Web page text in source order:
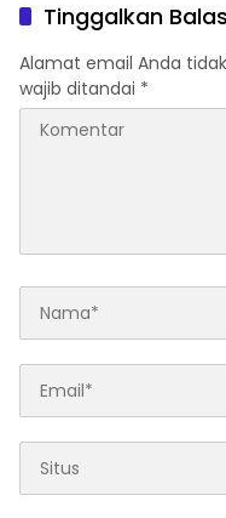
Tinggalkan
Alamat email Anda
wajib ditandai *